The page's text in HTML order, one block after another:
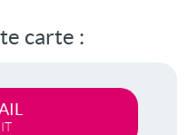
carte :